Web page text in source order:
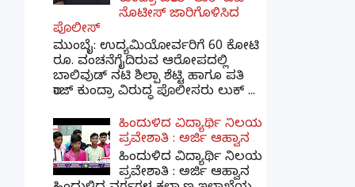
ನೊಟೀಸ್ ಜಾರಿಗೊಳಿಸಿದ
ಪೊಲೀಸ್
ಮುಂಬೈ: ಉದ್ಯಮಿಯೋರ್ವರಿಗೆ 60 ಕೋಟಿ
ರೂ. ವಂಚನೆಗೈದಿರುವ ಆರೋಪದಲ್ಲಿ
ಬಾಲಿವುಡ್ ನಟಿ ಶಿಲ್ಪಾ ಶೆಟ್ಟಿ ಹಾಗೂ ಪತಿ
ರಾಜ್ ಕುಂದ್ರಾ ವಿರುದ್ಧ ಪೊಲೀಸರು ಲುಕ್ ...
ಹಿಂದುಳಿದ ವಿದ್ಯಾರ್ಥಿ ನಿಲಯ
ಪ್ರವೇಶಾತಿ : ಅರ್ಜಿ ಆಹ್ವಾನ
ಹಿಂದುಳಿದ ವಿದ್ಯಾರ್ಥಿ ನಿಲಯ
ಪ್ರವೇಶಾತಿ : ಅರ್ಜಿ ಆಹ್ವಾನ